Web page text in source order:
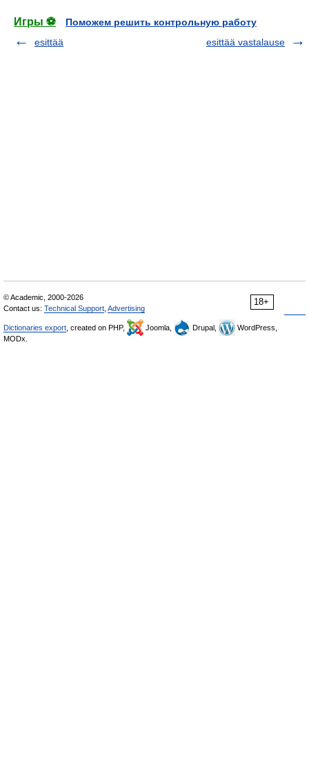
Игры ⚽
Поможем решить контрольную работу
esittää
esittää vastalause
18+
© Academic, 2000-2026
Contact us: Technical Support Advertising
Dictionaries export , created on PHP, Joomla, Drupal,
WordPress,
MODx.